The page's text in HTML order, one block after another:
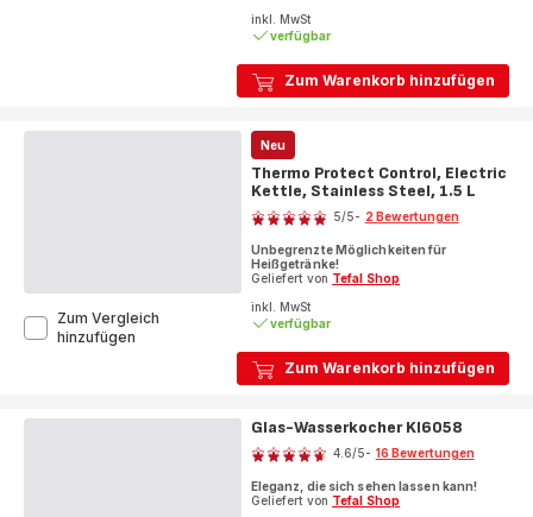
Zum Warenkorb hinzufügen
inkl. MwSt
verfügbar
Kontrollleuchte,
Anzeige,
Zum Warenkorb hinzufügen
Neu
Thermo Protect Control, Electric
Kettle, Stainless Steel, 1.5 L
Bewertung
mit
5
Sternen
(Durchschnitt)
5/5- 2 Bewertungen
Unbegrenzte Möglichkeiten für
Heißgetränke!
Geliefert von Tefal Shop
inkl. MwSt
verfügbar
Zum Vergleich
hinzufügen
Glas-Wasserkocher KI6058
Bewertung
4.6/5- 16 Bewertungen
Eleganz, die sich sehen lassen kann!
Geliefert von Tefal Shop